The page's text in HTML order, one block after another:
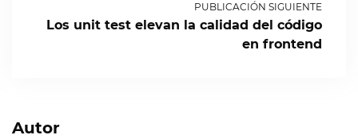
PUBLICACIÓN SIGUIENTE
Los unit test elevan la calidad del código
en frontend
Autor